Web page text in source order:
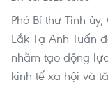
Phó Bí thư Tỉnh
Lắk Tạ Anh Tuấn
nhằm tạo động
kinh tế-xã hội và